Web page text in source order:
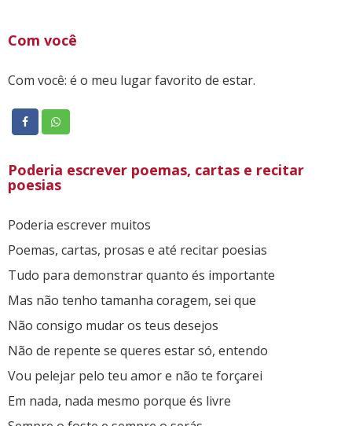
Com você
Com você: é o meu lugar favorito de estar.
Poderia escrever poemas, cartas e recitar
poesias
Poderia escrever muitos
Poemas, cartas, prosas e até recitar poesias
Tudo para demonstrar quanto és importante
Mas não tenho tamanha coragem, sei que
Não consigo mudar os teus desejos
Não de repente se queres estar só, entendo
Vou pelejar pelo teu amor e não te forçarei
Em nada, nada mesmo porque és livre